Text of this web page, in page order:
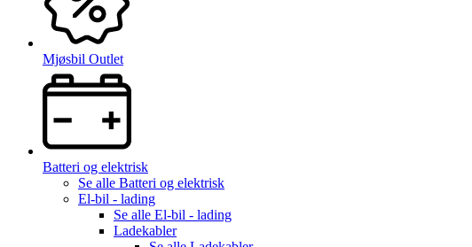
Mjøsbil Outlet
Batteri og elektrisk
Se alle Batteri og elektrisk
El-bil - lading
Se alle El-bil - lading
Ladekabler